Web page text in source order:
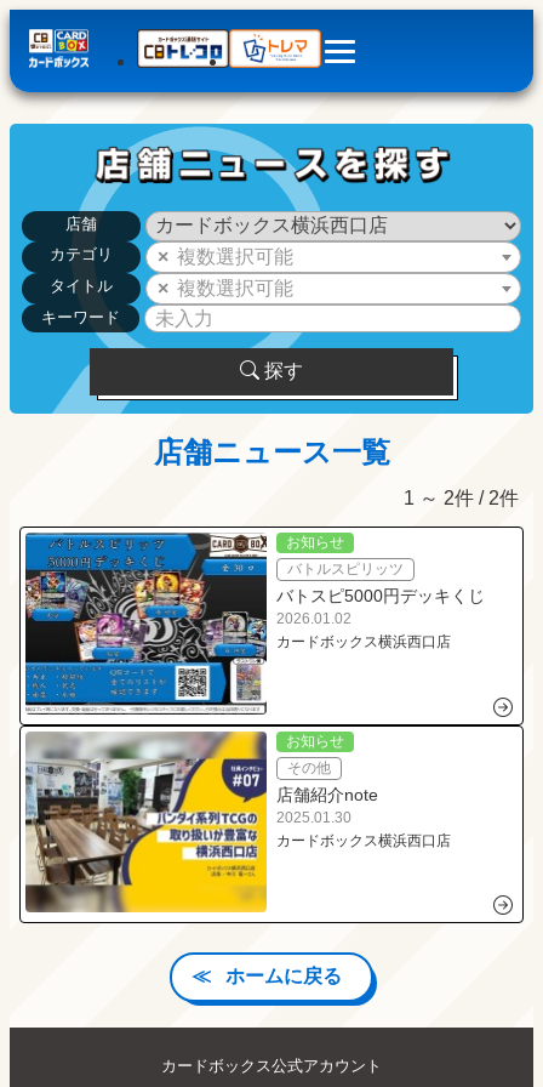
店舗
カテゴリ
複数選択可能
タイトル 複数選択可能
キーワード
探す
店舗ニュース一覧
1 ～ 2件 / 2件
お知らせ
バトルスピリッツ
バトスピ5000円デッキくじ
2026.01.02
カードボックス横浜西口店
お知らせ
その他
店舗紹介note
2025.01.30
カードボックス横浜西口店
ホームに戻る
カードボックス公式アカウント